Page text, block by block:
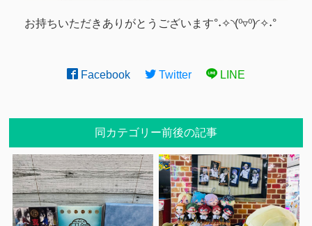
お持ちいただきありがとうございます°˖✧◝(⁰▿⁰)◜✧˖°
Facebook Twitter LINE
同カテゴリー前後の記事